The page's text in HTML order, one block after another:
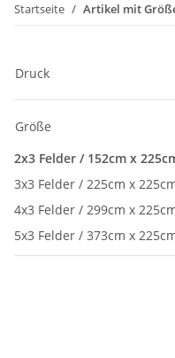
Startseite Artikel mit
Druck
Größe
2x3 Felder / 152cm x
3x3 Felder / 225cm x
4x3 Felder / 299cm x
5x3 Felder / 373cm x